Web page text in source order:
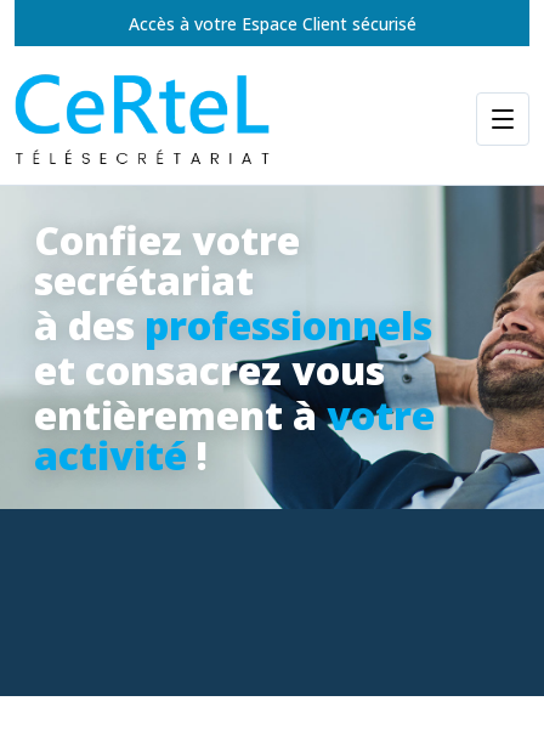
Accès à votre Espace Client sécurisé
Confiez votre
secrétariat
à des professionnels
et consacrez vous
entièrement àvotre
activité !